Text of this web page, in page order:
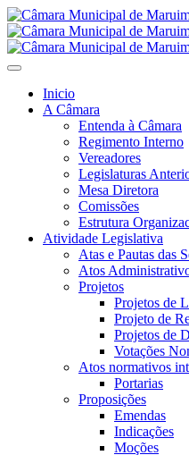
Inicio
A Câmara
Entenda à Câmara
Regimento Interno
Vereadores
Legislaturas
Mesa Diretora
Comissões
Estrutura
Atividade Legislativa
Atas e Pautas das
Atos
Projetos
Projetos de
Projeto de
Projetos de
Votações
Atos normativos
Portarias
Proposições
Emendas
Indicações
Moções